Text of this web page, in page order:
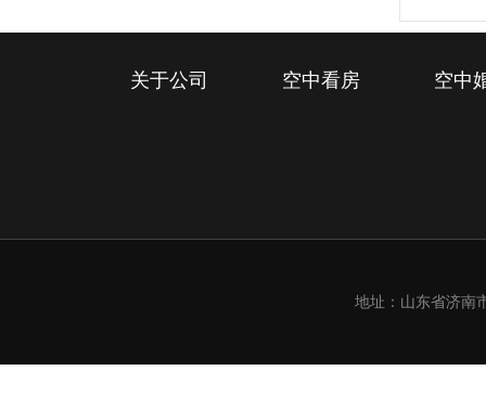
关于公司 空中看房 空中
地址：山东省济南